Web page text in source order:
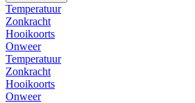
Temperatuur
Zonkracht
Hooikoorts
Onweer
Temperatuur
Zonkracht
Hooikoorts
Onweer